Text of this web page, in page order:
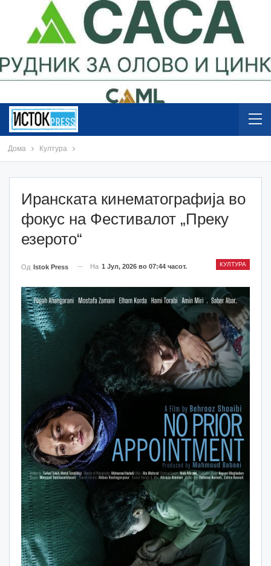
Дома Култура
Иранската кинематографија во
фокус на Фестивалот „Преку
езерото“
КУЛТУРА
Од Istok Press На 1 Јул, 2026 во 07:44 часот.